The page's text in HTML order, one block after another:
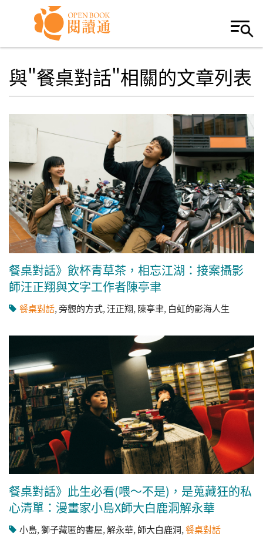
Skip to navigation
移至主內容
與"餐桌對話"相關的文章列表
餐桌對話》飲杯青草茶，相忘江湖：接案攝影
師汪正翔與文字工作者陳亭聿
餐桌對話,旁觀的方式,汪正翔, 陳亭聿, 白虹的影海人生
餐桌對話》此生必看(喂～不是)，是蒐藏狂的私
心清單：漫畫家小島X師大白鹿洞解永華
小島,獅子藏匿的書屋,解永華,師大白鹿洞,餐桌對話